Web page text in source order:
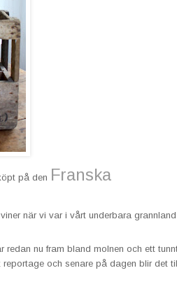
på den Franska
när vi var i vårt underbara grannland
redan nu fram bland molnen och ett
och senare på dagen blir det